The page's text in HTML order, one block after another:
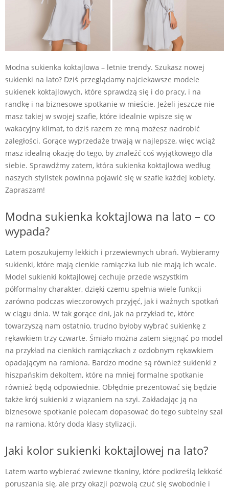
Modna sukienka koktajlowa – letnie trendy. Szukasz nowej
sukienki na lato? Dziś przeglądamy najciekawsze modele
sukienek koktajlowych, które sprawdzą się i do pracy, i na
randkę i na biznesowe spotkanie w mieście. Jeżeli jeszcze nie
masz takiej w swojej szafie, które idealnie wpisze się w
wakacyjny klimat, to dziś razem ze mną możesz nadrobić
zaległości. Gorące wyprzedaże trwają w najlepsze, więc wciąż
masz idealną okazję do tego, by znaleźć coś wyjątkowego dla
siebie. Sprawdźmy zatem, która sukienka koktajlowa według
naszych stylistek powinna pojawić się w szafie każdej kobiety.
Zapraszam!
Modna sukienka koktajlowa na lato – co
wypada?
Latem poszukujemy lekkich i przewiewnych ubrań. Wybieramy
sukienki, które mają cienkie ramiączka lub nie mają ich wcale.
Model sukienki koktajlowej cechuje przede wszystkim
półformalny charakter, dzięki czemu spełnia wiele funkcji
zarówno podczas wieczorowych przyjęć, jak i ważnych spotkań
w ciągu dnia. W tak gorące dni, jak na przykład te, które
towarzyszą nam ostatnio, trudno byłoby wybrać sukienkę z
rękawkiem trzy czwarte. Śmiało można zatem sięgnąć po model
na przykład na cienkich ramiączkach z ozdobnym rękawkiem
opadającym na ramiona. Bardzo modne są również sukienki z
hiszpańskim dekoltem, które na mniej formalne spotkanie
również będą odpowiednie. Obłędnie prezentować się będzie
także krój sukienki z wiązaniem na szyi. Zakładając ją na
biznesowe spotkanie polecam dopasować do tego subtelny szal
na ramiona, który doda klasy stylizacji.
Jaki kolor sukienki koktajlowej na lato?
Latem warto wybierać zwiewne tkaniny, które podkreślą lekkość
poruszania się, ale przy okazji pozwolą czuć się swobodnie i